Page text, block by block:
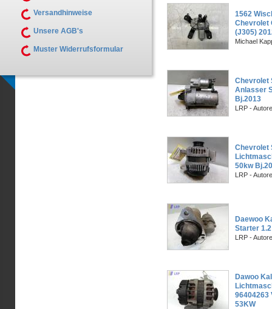
1562
Chevrolet
(J305)
Michael
Chevrolet
Anlasser
Bj.2013
LRP -
Chevrolet
50kw
LRP -
Daewoo
Starter
LRP -
Dawoo
96404263
53KW
Versandhinweise
Unsere AGB's
Muster Widerrufsformular